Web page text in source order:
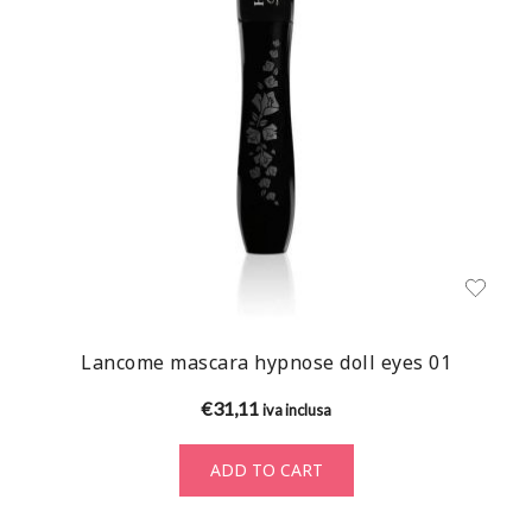
Lancome mascara hypnose doll eyes 01
€31,11iva inclusa
ADD TO CART